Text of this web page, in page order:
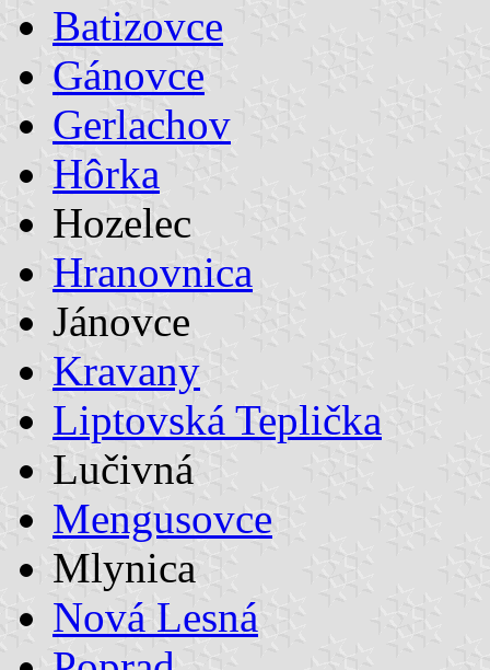
Batizovce
Gánovce
Gerlachov
Hôrka
Hozelec
Hranovnica
Jánovce
Kravany
Liptovská Teplička
Lučivná
Mengusovce
Mlynica
Nová Lesná